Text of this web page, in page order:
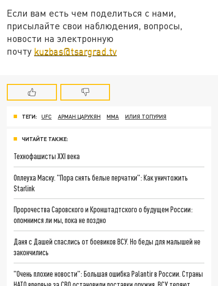
Если вам есть чем поделиться с нами,
присылайте свои наблюдения, вопросы,
новости на электронную
почту kuzbas@tsargrad.tv
ТЕГИ: UFC АРМАН ЦАРУКЯН ММА ИЛИЯ ТОПУРИЯ
ЧИТАЙТЕ ТАКЖЕ:
Технофашисты XXI века
Оплеуха Маску. "Пора снять белые перчатки": Как уничтожить
Starlink
Пророчества Саровского и Кронштадтского о будущем России:
опомнимся ли мы, пока не поздно
Даня с Дашей спаслись от боевиков ВСУ. Но беды для малышей не
закончились
"Очень плохие новости": Большая ошибка Palantir в России. Страны
НАТО впервые за СВО остановили поставки оружия. ВСУ теряют